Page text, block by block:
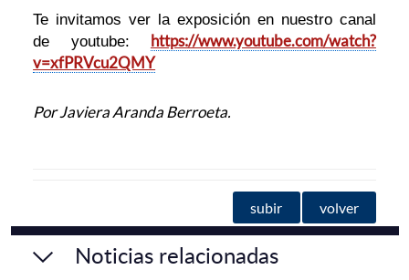
Te invitamos ver la exposición en nuestro canal
de youtube: https://www.youtube.com/watch?
v=xfPRVcu2QMY
Por Javiera Aranda Berroeta.
subir volver
Noticias relacionadas